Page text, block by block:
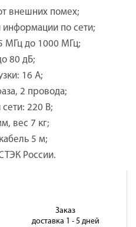
внешних помех;
информации по сети;
МГц до 1000 МГц;
80 дБ;
16 А;
2 провода;
220 В;
вес 7 кг;
5 м;
России.
Заказ
доставка 1 - 5 дней